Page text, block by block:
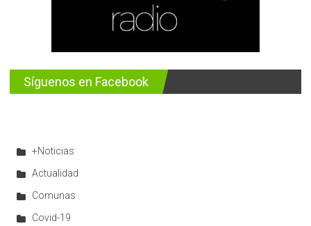
Síguenos en Facebook
+Noticias
Actualidad
Comunas
Covid-19